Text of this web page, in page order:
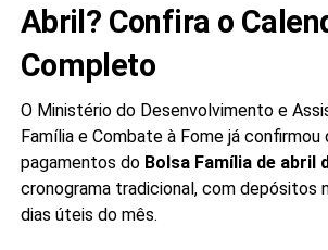
Abril? Confira o
Completo
O Ministério do Desenvolvimento e
Família e Combate à Fome já confirmou
pagamentos do Bolsa Família de abril
cronograma tradicional, com depósitos
dias úteis do mês.